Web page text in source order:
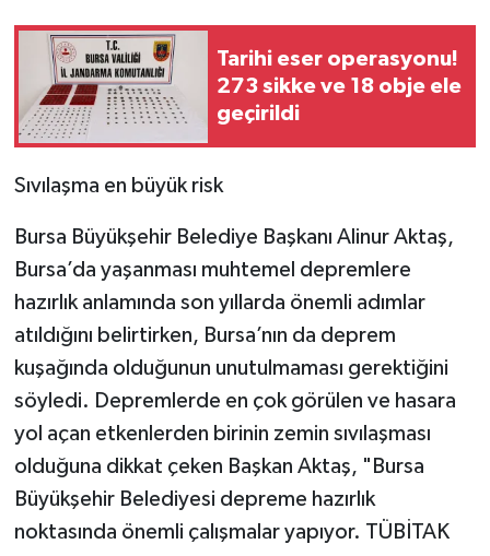
Tarihi eser operasyonu!
273 sikke ve 18 obje ele
geçirildi
Sıvılaşma en büyük risk
Bursa Büyükşehir Belediye Başkanı Alinur Aktaş,
Bursa’da yaşanması muhtemel depremlere
hazırlık anlamında son yıllarda önemli adımlar
atıldığını belirtirken, Bursa’nın da deprem
kuşağında olduğunun unutulmaması gerektiğini
söyledi. Depremlerde en çok görülen ve hasara
yol açan etkenlerden birinin zemin sıvılaşması
olduğuna dikkat çeken Başkan Aktaş, "Bursa
Büyükşehir Belediyesi depreme hazırlık
noktasında önemli çalışmalar yapıyor. TÜBİTAK